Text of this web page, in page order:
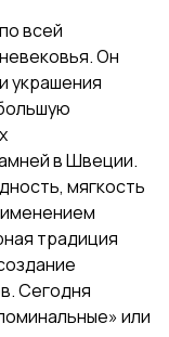
всей
Он
украшения
в Швеции.
мягкость
традиция
Сегодня
или